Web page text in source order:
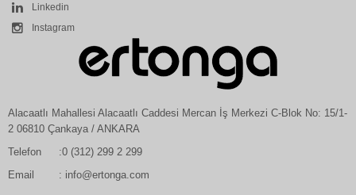
Linkedin
Instagram
Alacaatlı Mahallesi Alacaatlı Caddesi Mercan İş Merkezi C-Blok No: 15/1-
2 06810 Çankaya / ANKARA
Telefon
:0 (312) 299 2 299
Email
: info@ertonga.com